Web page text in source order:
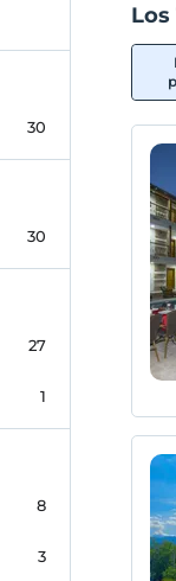
30
30
27
1
8
3